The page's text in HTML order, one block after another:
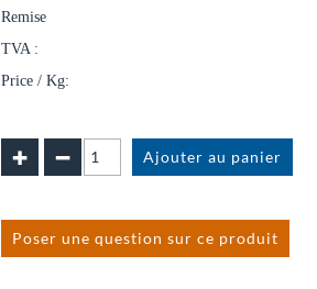
Remise
TVA :
Price / Kg:
Poser une question sur ce produit